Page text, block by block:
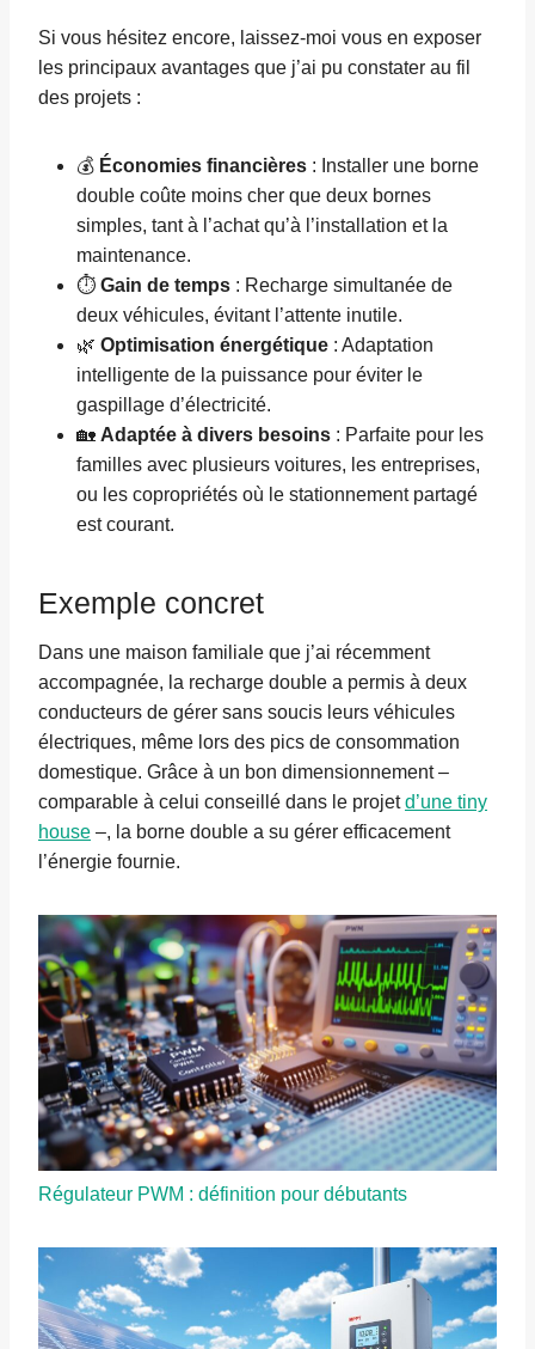
Si vous hésitez encore, laissez-moi vous en exposer
les principaux avantages que j’ai pu constater au fil
des projets :
💰 Économies financières : Installer une borne
double coûte moins cher que deux bornes
simples, tant à l’achat qu’à l’installation et la
maintenance.
⏱️ Gain de temps : Recharge simultanée de
deux véhicules, évitant l’attente inutile.
🌿 Optimisation énergétique : Adaptation
intelligente de la puissance pour éviter le
gaspillage d’électricité.
🏡 Adaptée à divers besoins : Parfaite pour les
familles avec plusieurs voitures, les entreprises,
ou les copropriétés où le stationnement partagé
est courant.
Exemple concret
Dans une maison familiale que j’ai récemment
accompagnée, la recharge double a permis à deux
conducteurs de gérer sans soucis leurs véhicules
électriques, même lors des pics de consommation
domestique. Grâce à un bon dimensionnement –
comparable à celui conseillé dans le projetd’une tiny
house –, la borne double a su gérer efficacement
l’énergie fournie.
Régulateur PWM : définition pour débutants